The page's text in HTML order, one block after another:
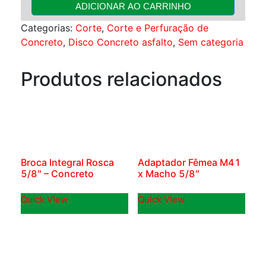
Makitão
quantidade
ADICIONAR AO CARRINHO
Categorias: Corte, Corte e Perfuração de
Concreto, Disco Concreto asfalto, Sem categoria
Produtos relacionados
Broca Integral Rosca
5/8″ – Concreto
Quick View
Adaptador Fêmea M41
x Macho 5/8″
Quick View